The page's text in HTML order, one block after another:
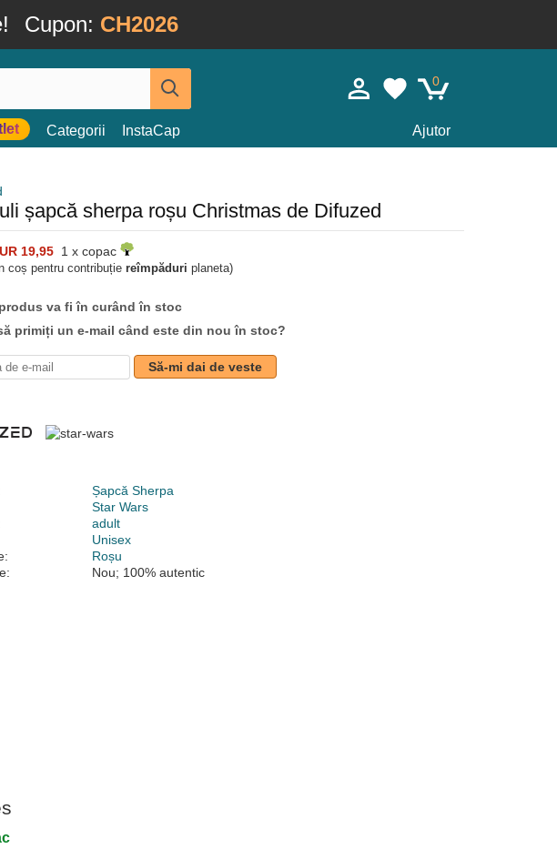
Cupon: CH2026
0
Categorii InstaCap Ajutor
șapcă sherpa roșu Christmas de Difuzed
19,95 1 x copac
coș pentru contribuție reîmpăduri planeta)
va fi în curând în stoc
primiți un e-mail când este din nou în stoc?
Să-mi dai de veste
Șapcă Sherpa
Star Wars
adult
Unisex
Roșu
Nou; 100% autentic